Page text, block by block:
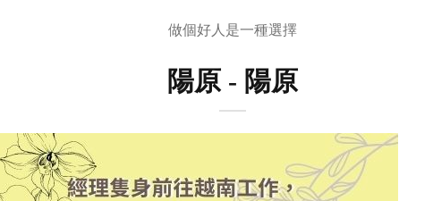
做個好人是一種選擇
陽原 - 陽原